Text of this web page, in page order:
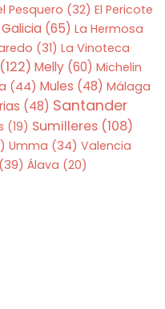
Pesquero (32) El Pericote
Galicia (65) La Hermosa
(31) La Vinoteca
(122) Melly(60) Michelin
(44) Mules (48) Málaga
(48) Santander
(19) Sumilleres(108)
Umma (34) Valencia
(39) Álava (20)